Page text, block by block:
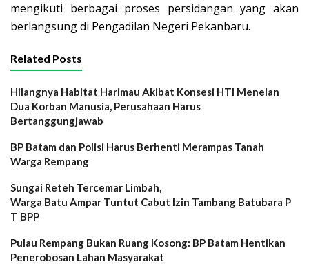
mengikuti berbagai proses persidangan yang akan
berlangsung di Pengadilan Negeri Pekanbaru.
Related Posts
Hilangnya Habitat Harimau Akibat Konsesi HTI Menelan
Dua Korban Manusia, Perusahaan Harus
Bertanggungjawab
BP Batam dan Polisi Harus Berhenti Merampas Tanah
Warga Rempang
Sungai Reteh Tercemar Limbah,
Warga Batu Ampar Tuntut Cabut Izin Tambang Batubara P
T BPP
Pulau Rempang Bukan Ruang Kosong: BP Batam Hentikan
Penerobosan Lahan Masyarakat